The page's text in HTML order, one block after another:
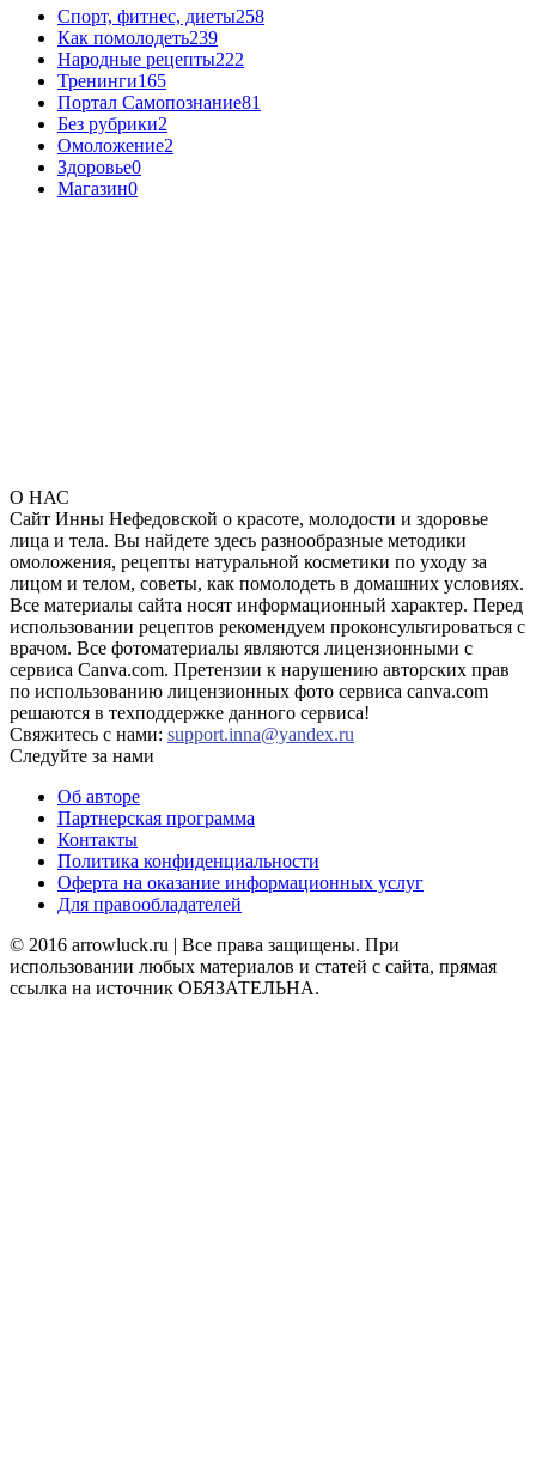
Спорт, фитнес, диеты258
Как помолодеть239
Народные рецепты222
Тренинги165
Портал Самопознание81
Без рубрики2
Омоложение2
Здоровье0
Магазин0
О НАС
Сайт Инны Нефедовской о красоте, молодости и здоровье
лица и тела. Вы найдете здесь разнообразные методики
омоложения, рецепты натуральной косметики по уходу за
лицом и телом, советы, как помолодеть в домашних условиях.
Все материалы сайта носят информационный характер. Перед
использовании рецептов рекомендуем проконсультироваться с
врачом. Все фотоматериалы являются лицензионными с
сервиса Canva.com. Претензии к нарушению авторских прав
по использованию лицензионных фото сервиса canva.com
решаются в техподдержке данного сервиса!
Свяжитесь с нами: support.inna@yandex.ru
Следуйте за нами
Об авторе
Партнерская программа
Контакты
Политика конфиденциальности
Оферта на оказание информационных услуг
Для правообладателей
© 2016 arrowluck.ru | Все права защищены. При
использовании любых материалов и статей с сайта, прямая
ссылка на источник ОБЯЗАТЕЛЬНА.